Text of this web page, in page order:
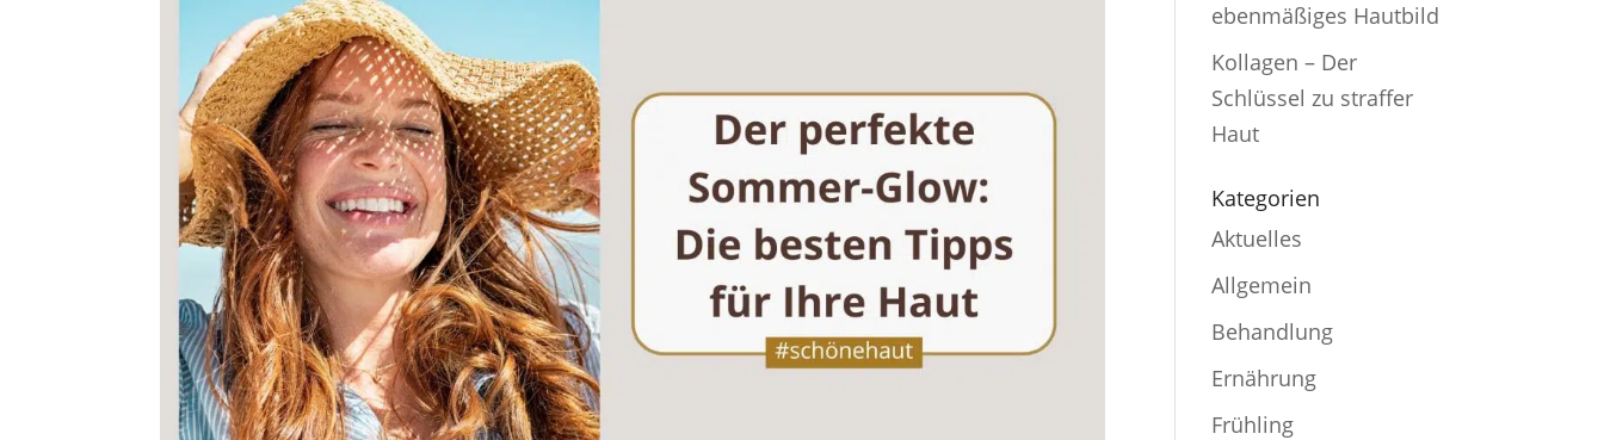
ebenmäßiges Hautbild
Kollagen – Der
Schlüssel zu straffer
Haut
Kategorien
Aktuelles
Allgemein
Behandlung
Ernährung
Frühling